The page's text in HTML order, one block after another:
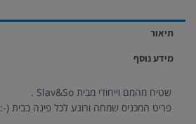
תיאור
מידע נוסף
שטיח מהמם וייחודי מבית Slav&So .
פריט המכניס שמחה ורוגע לכל פינה בבית (-: